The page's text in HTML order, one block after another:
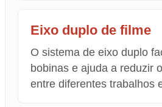
Eixo duplo de filme
O sistema de eixo duplo
bobinas e ajuda a reduzir
entre diferentes trabalhos